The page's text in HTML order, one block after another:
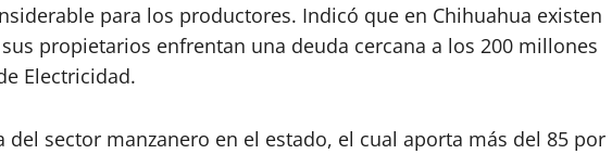
para los productores. Indicó que en Chihuahua existen
propietarios enfrentan una deuda cercana a los 200 millones
Electricidad.
del sector manzanero en el estado, el cual aporta más del 85 por